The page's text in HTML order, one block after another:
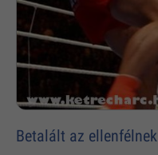
Betalált az ellenfélnek